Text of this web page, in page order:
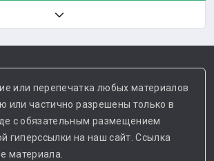
или перепечатка любых материалов
или частично разрешены только в
с обязательным размещением
гиперссылки на наш сайт. Ссылка
материала.